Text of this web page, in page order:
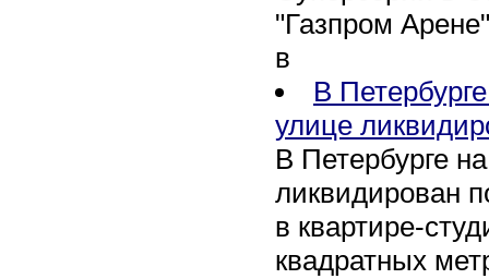
"Газпром
в
В
улице
В Петербурге
ликвидирован
в квартире-
квадратных